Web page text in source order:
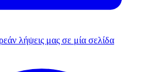
λήψεις μας σε μία σελίδα